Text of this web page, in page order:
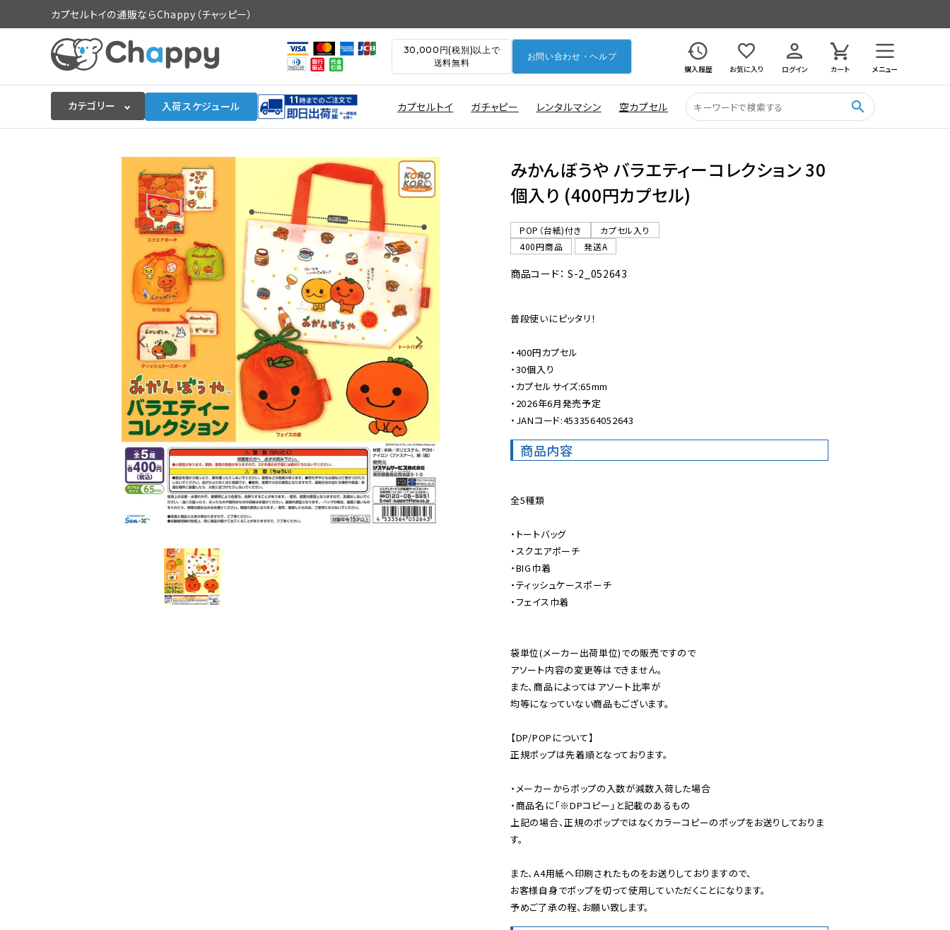
カプセルトイの通販ならChappy（チャッピー）
30,000円(税別)以上で
送料無料
お問い合わせ・ヘルプ
購入履歴
お気に入り ログイン カート メニュー
カテゴリー 入荷スケジュール カプセルトイ ガチャピー レンタルマシン 空カプセル search
入荷スケジュールをチェック
カプセルトイマシン本体
販促用カプセルトイ
よくあるご質問
ご利用ガイド
06-6282-7659
みかんぼうや バラエティーコレクション 30
個入り (400円カプセル)
POP（台紙)付き
カプセル入り
400円商品
発送A
商品コード： S-2_052643
普段使いにピッタリ！
・400円カプセル
・30個入り
・カプセルサイズ:65mm
・2026年6月発売予定
・JANコード:4533564052643
商品内容
全5種類
・トートバッグ
・スクエアポーチ
・BIG巾着
・ティッシュケースポーチ
・フェイス巾着
袋単位(メーカー出荷単位)での販売ですので
アソート内容の変更等はできません。
また、商品によってはアソート比率が
均等になっていない商品もございます。
【DP/POPについて】
正規ポップは先着順となっております。
・メーカーからポップの入数が減数入荷した場合
・商品名に「※DPコピー」と記載のあるもの
上記の場合、正規のポップではなくカラーコピーのポップをお送りしておりま
す。
また、A4用紙へ印刷されたものをお送りしておりますので、
お客様自身でポップを切って使用していただくことになります。
予めご了承の程、お願い致します。